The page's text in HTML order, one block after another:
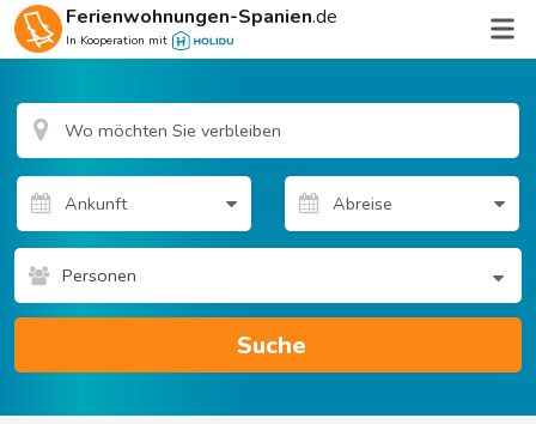
Ferienwohnungen-Spanien.de
In Kooperation mit
Personen
Suche